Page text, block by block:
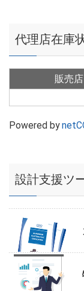
代理店在庫
販売店
Powered by
設計支援ツ